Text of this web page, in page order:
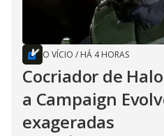
O VÍCIO / HÁ 4 HORAS
Cocriador de
a Campaign
exageradas